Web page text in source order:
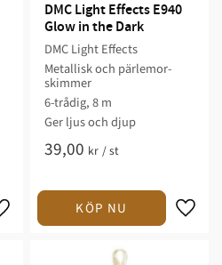
DMC Light Effects E940
Glow in the Dark
DMC Light Effects
Metallisk och pärlemor-
skimmer
6-trådig, 8 m
Ger ljus och djup
39,00 kr /st